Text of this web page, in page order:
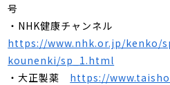
号
・NHK健康チャンネル
https://www.nhk.or.jp/kenko/
kounenki/sp_1.html
・大正製薬 https://